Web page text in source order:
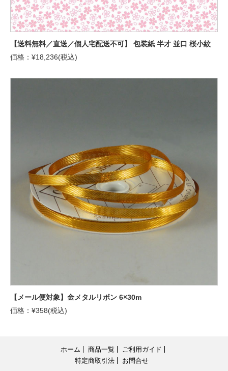
【送料無料／直送／個人宅配送不可】 包装紙 半才 並口 桜小紋
価格：¥18,236(税込)
【メール便対象】金メタルリボン 6×30m
価格：¥358(税込)
ホーム 商品一覧
ご利用ガイド
特定商取引法
お問合せ